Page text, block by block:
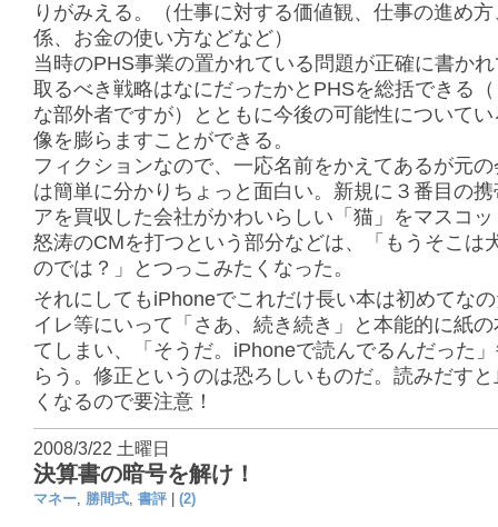
りがみえる。（仕事に対する価値観、仕事の進め
係、お金の使い方などなど）
当時のPHS事業の置かれている問題が正確に書か
取るべき戦略はなにだったかとPHSを総括できる
な部外者ですが）とともに今後の可能性について
像を膨らますことができる。
フィクションなので、一応名前をかえてあるが元
は簡単に分かりちょっと面白い。新規に３番目の
アを買収した会社がかわいらしい「猫」をマスコ
怒涛のCMを打つという部分などは、「もうそこは
のでは？」とつっこみたくなった。
それにしてもiPhoneでこれだけ長い本は初めてな
イレ等にいって「さあ、続き続き」と本能的に紙
てしまい、「そうだ。iPhoneで読んでるんだった
らう。修正というのは恐ろしいものだ。読みだす
くなるので要注意！
2008/3/22 土曜日
決算書の暗号を解け！
マネー, 勝間式, 書評 (2)